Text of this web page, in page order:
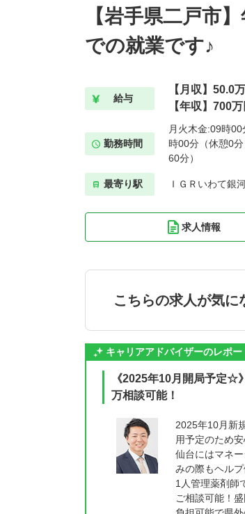
【岩手県二戸市
での就業です♪
給与
【月収】50.0
【年収】700
勤務時間
月火木金:09時
時00分（休憩0
60分）
最寄り駅 ＩＧＲいわて銀
求人情報
こちらの求人が気に
キャリアアドバイザーのレポー
《2025年10月開局予定☆
万相談可能！
2025年10月新
用予定のため安
仙台にはマネ
みの際もヘル
1人管理薬剤師
ご相談可能！